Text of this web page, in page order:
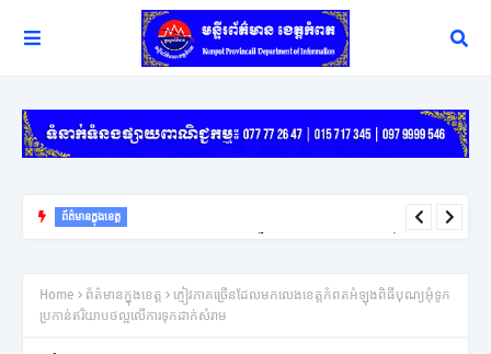
ព័ត៌មានក្នុងខេត្ត
Home ព័ត៌មានក្នុងខេត្ត
ភ្ញៀវភាគច្រើនដែលមកលេងខេត្តកំពតអំឡុងពិធីបុណ្យអុំទូក
ប្រកាន់ឥរិយាបថល្អលើការទុកដាក់សំរាម